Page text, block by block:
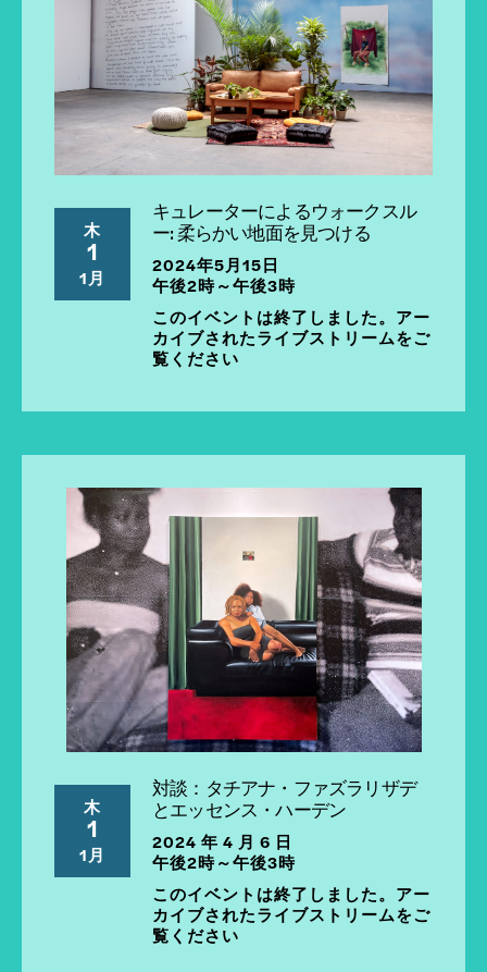
木
1
1月
キュレーターによるウォークスル
ー: 柔らかい地面を見つける
2024年5月15日
午後2時～午後3時
このイベントは終了しました。アー
カイブされたライブストリームをご
覧ください
木
1
1月
対談：タチアナ・ファズラリザデ
とエッセンス・ハーデン
2024 年 4 月 6 日
午後2時～午後3時
このイベントは終了しました。アー
カイブされたライブストリームをご
覧ください